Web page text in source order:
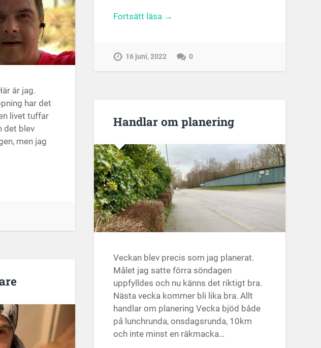
Fortsätt läsa →
16 juni, 2022 0
är jag.
har det
livet tuffar
det blev
men jag
Handlar om planering
Veckan blev precis som jag planerat.
Målet jag satte förra söndagen
uppfylldes och nu känns det riktigt bra.
Nästa vecka kommer bli lika bra. Allt
handlar om planering Vecka bjöd både
på lunchrunda, onsdagsrunda, 10km
och inte minst en räkmacka…